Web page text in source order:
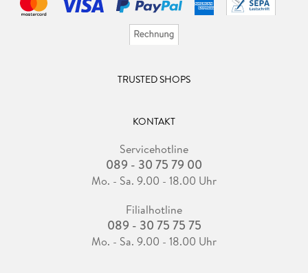
TRUSTED SHOPS
KONTAKT
Servicehotline
089 - 30 75 79 00
Mo. - Sa. 9.00 - 18.00 Uhr
Filialhotline
089 - 30 75 75 75
Mo. - Sa. 9.00 - 18.00 Uhr